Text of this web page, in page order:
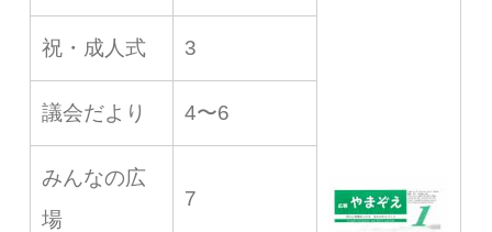
祝・成人式 3
議会だより 4〜6
みんなの広
場
7